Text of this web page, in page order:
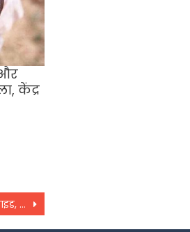
केंद्र
किन्नौर में फिर लैंडस्लाइड, NH-5 हुआ बंद, देश-प्रदेश से संपर्क कटा